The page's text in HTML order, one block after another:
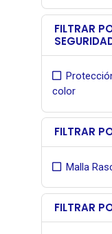
FILTRAR
color
FILTRAR
Malla
FILTRAR